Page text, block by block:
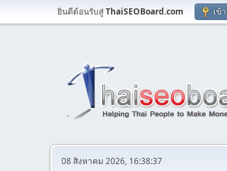
ยินดีต้อนรับสู่ThaiSEOBoard.com เข้
08 สิงหาคม 2026, 16:38:37